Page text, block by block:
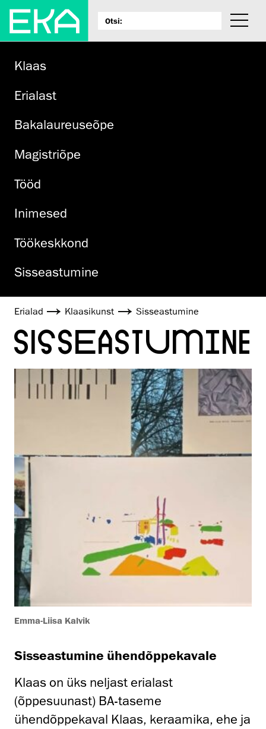
Klaas
Erialast
Bakalaureuseõpe
Magistriõpe
Tööd
Inimesed
Töökeskkond
Sisseastumine
Erialad Klaasikunst Sisseastumine
SISSEASTUMINE
Emma-Liisa Kalvik
Sisseastumine ühendõppekavale
Klaas on üks neljast erialast
(õppesuunast) BA-taseme
ühendõppekaval Klaas, keraamika, ehe ja